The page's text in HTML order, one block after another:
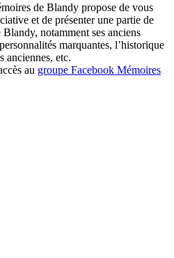
de Blandy propose de vous
et de présenter une partie de
Blandy, notamment ses anciens
marquantes, l’historique
anciennes, etc.
au groupe Facebook Mémoires